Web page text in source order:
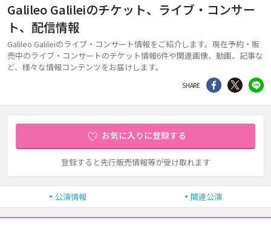
Galileo Galileiのチケット、ライブ・コンサー
ト、配信情報
Galileo Galileiのライブ・コンサート情報をご紹介します。現在予約・販
売中のライブ・コンサートのチケット情報6件や関連画像、動画、記事な
ど、様々な情報コンテンツをお届けします。
SHARE シェア Twitter
お気に入りに登録する
登録すると先行販売情報等が受け取れます
公演情報 関連公演